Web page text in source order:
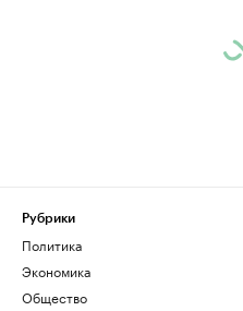
Рубрики
Политика
Экономика
Общество